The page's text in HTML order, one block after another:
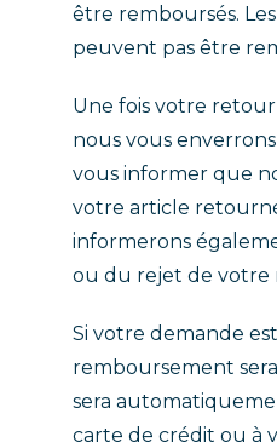
être remboursés.
peuvent pas être
Une fois votre
nous vous
vous informer que
votre article
informerons
ou du rejet de votre
Si votre demande
remboursement
sera
carte de crédit ou à